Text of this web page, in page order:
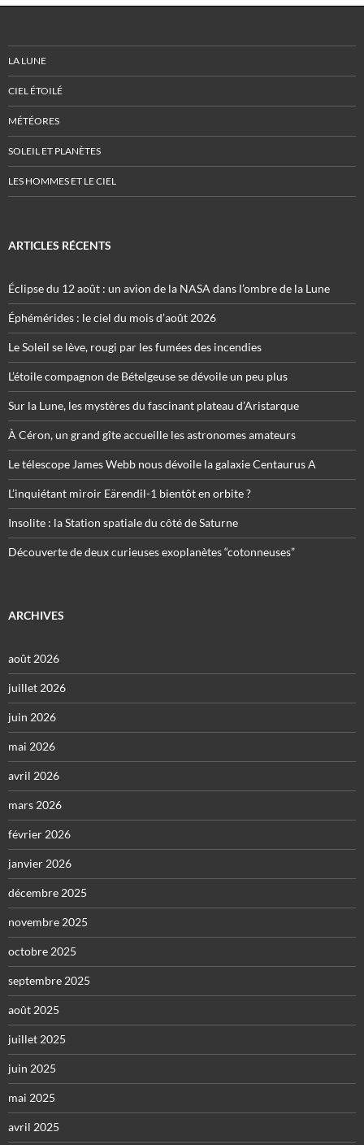
LA LUNE
CIEL ÉTOILÉ
MÉTÉORES
SOLEIL ET PLANÈTES
LES HOMMES ET LE CIEL
ARTICLES RÉCENTS
Éclipse du 12 août : un avion de la NASA dans l’ombre de la Lune
Éphémérides : le ciel du mois d’août 2026
Le Soleil se lève, rougi par les fumées des incendies
L’étoile compagnon de Bételgeuse se dévoile un peu plus
Sur la Lune, les mystères du fascinant plateau d’Aristarque
À Céron, un grand gîte accueille les astronomes amateurs
Le télescope James Webb nous dévoile la galaxie Centaurus A
L’inquiétant miroir Eärendil-1 bientôt en orbite ?
Insolite : la Station spatiale du côté de Saturne
Découverte de deux curieuses exoplanètes “cotonneuses”
ARCHIVES
août 2026
juillet 2026
juin 2026
mai 2026
avril 2026
mars 2026
février 2026
janvier 2026
décembre 2025
novembre 2025
octobre 2025
septembre 2025
août 2025
juillet 2025
juin 2025
mai 2025
avril 2025